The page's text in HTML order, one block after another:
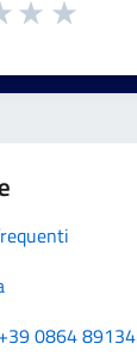
0864 89134